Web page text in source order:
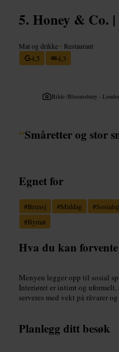
Honey & Co.
Mat og drikke • Restaurant
4,5
4,3
Bilde /Bloomsbury -
“Småretter og stor
Egnet for
#Brunsj #Middag #
#Bymat
Hva du kan forvente
Menyen legger opp til sosial
Interiøret er intimt og
serveres med vekt på råvarer
Planlegg ditt besøk